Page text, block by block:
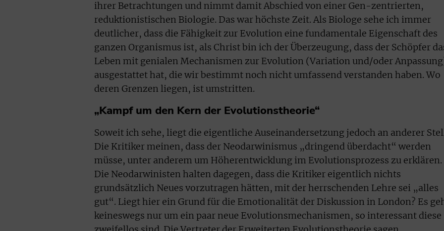
ihrer Betrachtungen und nimmt damit Abschied von einer Gen-zentrierten,
reduktionistischen Biologie. Das war höchste Zeit. Als Biologe sehe ich immer
deutlicher, dass die Fähigkeit zur Evolution eine fundamentale Eigenschaft des
ganzen Organismus ist, als Christ bin ich der Überzeugung, dass der Schöpfer
Leben mit genialen Mechanismen zur Evolution (Variation und/oder
ausgestattet hat, die wir bestimmt noch nicht umfassend verstanden haben. Wo
deren Grenzen liegen, ist umstritten.
„Kampf um den Kern der Evolutionstheorie“
Soweit ich sehe, liegt die eigentliche Auseinandersetzung jedoch an anderer
Die Kritiker meinen, dass der Neodarwinismus „dringend überdacht“ werden
müsse, unter anderem um Höherentwicklung im Evolutionsprozess zu erklären.
Die Neodarwinisten halten dagegen, dass die Kritiker eigentlich nichts
grundsätzlich Neues vorzutragen hätten, mit der herrschenden Lehre sei „alles
gut“. Liegt hier ein Grund für die Emotionalität der Diskussion in London? Es
keineswegs nur um ein paar neue Evolutionsmechanismen, so interessant diese